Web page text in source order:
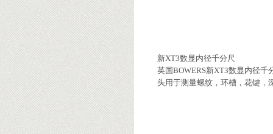
新XT3数显内径千分尺
英国BOWERS新XT3数显内径千
头用于测量螺纹，环槽，花键，